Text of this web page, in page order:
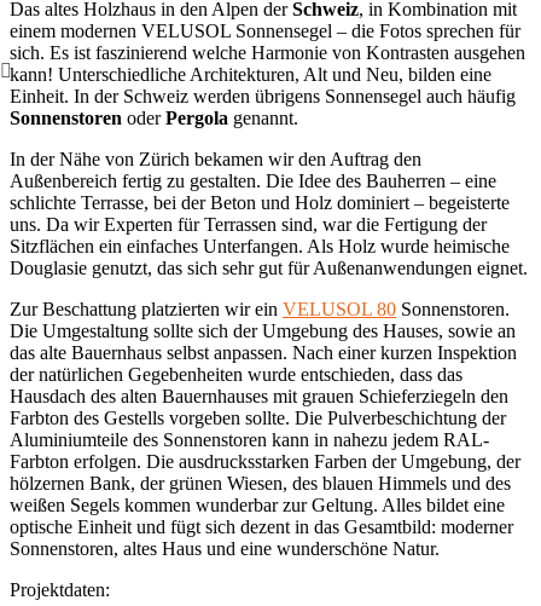
Das altes Holzhaus in den Alpen derSchweiz, in Kombination mit
einem modernen VELUSOL Sonnensegel – die Fotos sprechen für
sich. Es ist faszinierend welche Harmonie von Kontrasten ausgehen
kann! Unterschiedliche Architekturen, Alt und Neu, bilden eine
Einheit. In der Schweiz werden übrigens Sonnensegel auch häufig
Sonnenstoren oderPergola genannt.
In der Nähe von Zürich bekamen wir den Auftrag den
Außenbereich fertig zu gestalten. Die Idee des Bauherren – eine
schlichte Terrasse, bei der Beton und Holz dominiert – begeisterte
uns. Da wir Experten für Terrassen sind, war die Fertigung der
Sitzflächen ein einfaches Unterfangen. Als Holz wurde heimische
Douglasie genutzt, das sich sehr gut für Außenanwendungen eignet.
Zur Beschattung platzierten wir ein VELUSOL 80 Sonnenstoren.
Die Umgestaltung sollte sich der Umgebung des Hauses, sowie an
das alte Bauernhaus selbst anpassen. Nach einer kurzen Inspektion
der natürlichen Gegebenheiten wurde entschieden, dass das
Hausdach des alten Bauernhauses mit grauen Schieferziegeln den
Farbton des Gestells vorgeben sollte. Die Pulverbeschichtung der
Aluminiumteile des Sonnenstoren kann in nahezu jedem RAL-
Farbton erfolgen. Die ausdrucksstarken Farben der Umgebung, der
hölzernen Bank, der grünen Wiesen, des blauen Himmels und des
weißen Segels kommen wunderbar zur Geltung. Alles bildet eine
optische Einheit und fügt sich dezent in das Gesamtbild: moderner
Sonnenstoren, altes Haus und eine wunderschöne Natur.
Projektdaten: